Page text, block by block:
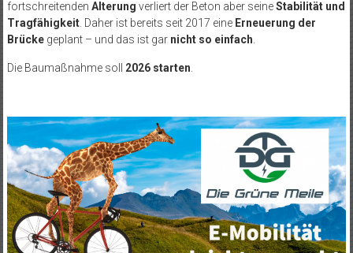
fortschreitenden Alterung verliert der Beton aber seineStabilität und
Tragfähigkeit. Daher ist bereits seit 2017 eine Erneuerung der
Brückegeplant – und das ist gar nicht so einfach
Die Baumaßnahme soll 2026 starten